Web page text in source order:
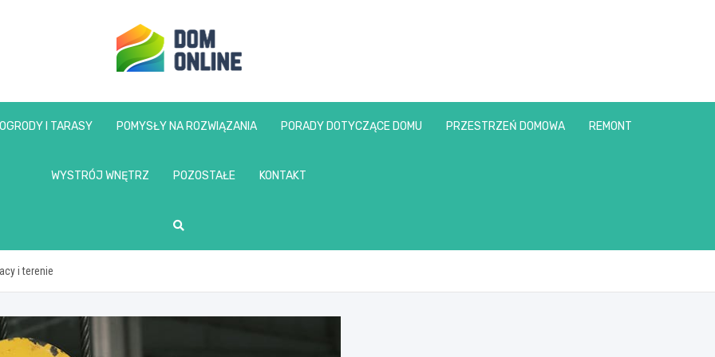
www.domonline.pl
OGRODY I TARASY POMYSŁY NA ROZWIĄZANIA PORADY DOTYCZĄCE DOMU PRZESTRZEŃ DOMOWA REMONT
WYSTRÓJ WNĘTRZ POZOSTAŁE KONTAKT
i terenie